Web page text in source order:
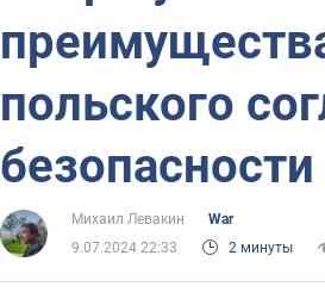
польского
безопасности
Михаил Левакин
War
9.07.2024 22:33
2 минуты